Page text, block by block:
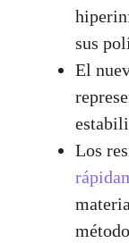
sus
El
Los